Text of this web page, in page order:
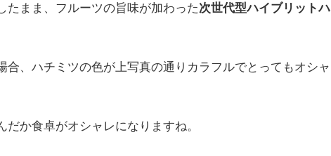
たまま、フルーツの旨味が加わった次世代型ハイブリットハ
合、ハチミツの色が上写真の通りカラフルでとってもオシャ
だか食卓がオシャレになりますね。